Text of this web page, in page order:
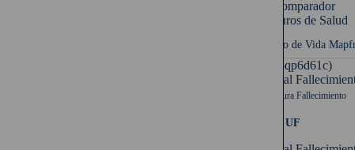
Seguro de Vida
UF (-qp6d61c)
Capital
Cobertura Fallecimiento
1.000 UF